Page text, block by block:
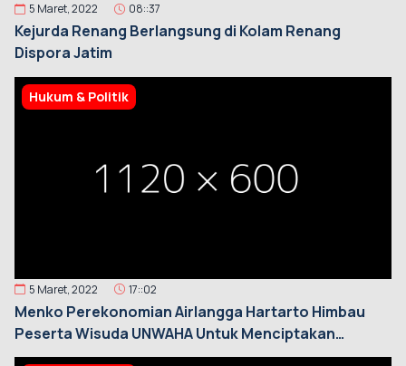
5 Maret, 2022 08::37
Kejurda Renang Berlangsung di Kolam Renang
Dispora Jatim
Hukum & Politik
5 Maret, 2022 17::02
Menko Perekonomian Airlangga Hartarto Himbau
Peserta Wisuda UNWAHA Untuk Menciptakan
Lapangan Pekerjaan